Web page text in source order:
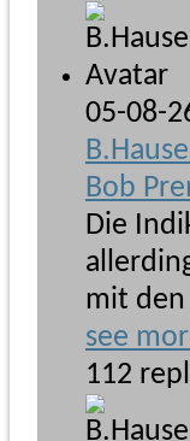
05-08-
Bob
Die
mit
see
112